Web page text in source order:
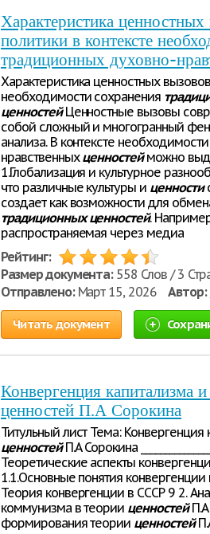
Характеристика
политики в контексте
традиционных духовно-
Характеристика ценностных
необходимости сохранения
ценностейЦенностные вызовы
собой сложный и многогранный
анализа. В контексте
нравственныхценностейможно
1.Глобализация и культурное
что различные культуры и ценности
создает как возможности для
традиционных ценностей.
распространяемая через медиа
Рейтинг:
Размер документа:558 Слов / 3
Отправлено:Март 15, 2026 Автор:
Читать документ
Конвергенция капитализма
ценностей П.А Сорокина
Титульный лист Тема:
ценностейП.А Сорокина
Теоретические аспекты
1.1.Основные понятия
Теория конвергенции в СССР 9 2.
коммунизма в теории ценностейП.А
формирования теории ценностей